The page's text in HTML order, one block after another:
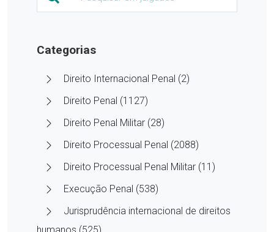
Categorias
Direito Internacional Penal (2)
Direito Penal (1127)
Direito Penal Militar (28)
Direito Processual Penal (2088)
Direito Processual Penal Militar (11)
Execução Penal (538)
Jurisprudência internacional de direitos
humanos (525)